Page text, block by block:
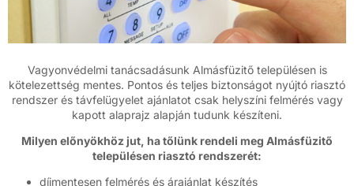
Vagyonvédelmi tanácsadásunk Almásfüzitő településen is
kötelezettség mentes. Pontos és teljes biztonságot nyújtó riasztó
rendszer és távfelügyelet ajánlatot csak helyszíni felmérés vagy
kapott alaprajz alapján tudunk készíteni.
Milyen előnyökhöz jut, ha tőlünk rendeli meg Almásfüzitő
településen riasztó rendszerét:
díjmentesen felmérés és árajánlat készítés